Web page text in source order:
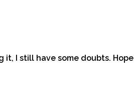
I still have some doubts. Hope